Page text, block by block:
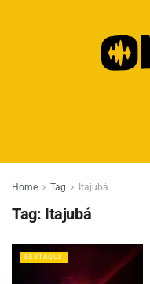
Home Tag Itajubá
Tag: Itajubá
DESTAQUE